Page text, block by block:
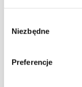
zgody
Niezbędne
Preferencje